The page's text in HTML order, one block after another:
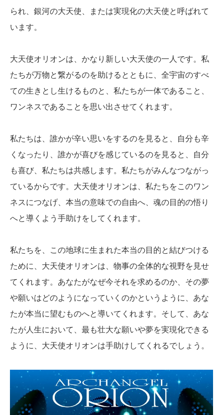
られ、銀河の大天使、または実現化の大天使と呼ばれて
います。
大天使オリオンは、かなり新しい大天使の一人です。私
たちが万物と繋がるのを助けるとともに、全宇宙のすべ
ての生きとし生けるものと、私たちが一体であること、
ワンネスであることを思い出させてくれます。
私たちは、誰かが辛い思いをするのを見ると、自分も辛
くなったり、誰かが喜びを感じているのを見ると、自分
も喜び、私たちは共感します。私たちがみんなつながっ
ているからです。大天使オリオンは、私たちをこのワン
ネスにつなげ、本当の意味での自由へ、魂の目的の悟り
へと導くよう手助けをしてくれます。
私たちを、この地球に生まれた本当の目的と結びつける
ために、大天使オリオンは、物事の全体的な視野を見せ
てくれます。あなたがなぜ今それを求めるのか、その夢
や願いはどのようになっていくのかというように、あな
たが本当に望むものへと導いてくれます。そして、あな
たが人生において、最も壮大な願いや夢を実現化できる
ように、大天使オリオンは手助けしてくれるでしょう。